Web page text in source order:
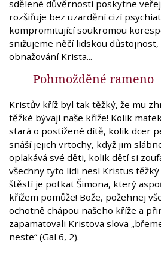
sdělené důvěrnosti poskytne
rozšiřuje bez uzardění cizí
kompromitující soukromou
snižujeme něčí lidskou
obnažování Krista...
Pohmožděné rameno
Kristův kříž byl tak těžký, že mu
těžké bývají naše kříže! Kolik
stará o postižené dítě, kolik dcer
snáší jejich vrtochy, když jim
oplakává své děti, kolik dětí si
všechny tyto lidi nesl Kristus těžký
štěstí je potkat Šimona, který
křížem pomůže! Bože, požehnej
ochotně chápou našeho kříže a
zapamatovali Kristova slova
neste“ (Gal 6, 2).